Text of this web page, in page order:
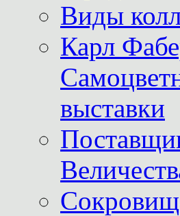
Виды
Карл
выставки